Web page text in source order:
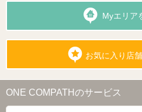
Myエリア
お気に入り店
ONE COMPATHのサービス